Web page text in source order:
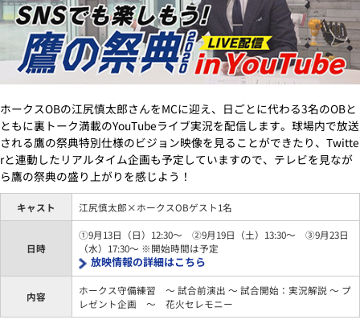
ホークスOBの江尻慎太郎さんをMCに迎え、日ごとに代わる3名のOBと
ともに裏トーク満載のYouTubeライブ実況を配信します。球場内で放送
される鷹の祭典特別仕様のビジョン映像を見ることができたり、Twitte
rと連動したリアルタイム企画も予定していますので、テレビを見なが
ら鷹の祭典の盛り上がりを感じよう！
キャスト 江尻慎太郎×ホークスOBゲスト1名
日時
①9月13日（日）12:30～ ②9月19日（土）13:30～ ③9月23日
（水）17:30～ ※開始時間は予定
放映情報の詳細はこちら
内容
ホークス守備練習 ～ 試合前演出 ～ 試合開始：実況解説 ～ プ
レゼント企画 ～ 花火セレモニー